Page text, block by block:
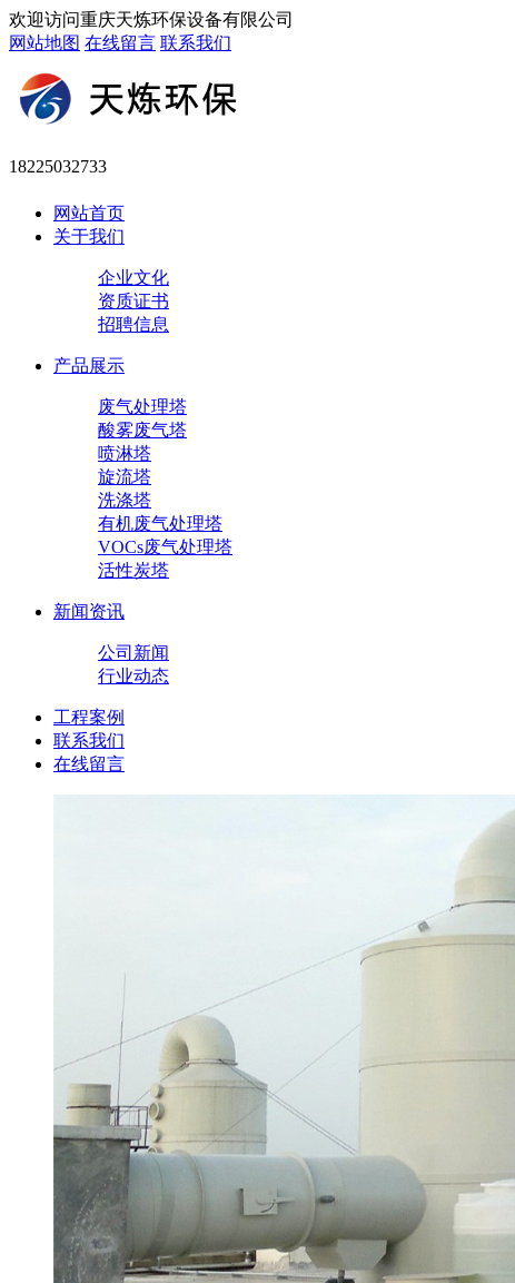
欢迎访问重庆天炼环保设备有限公司
网站地图 在线留言 联系我们
18225032733
网站首页
关于我们
企业文化
资质证书
招聘信息
产品展示
废气处理塔
酸雾废气塔
喷淋塔
旋流塔
洗涤塔
有机废气处理塔
VOCs废气处理塔
活性炭塔
新闻资讯
公司新闻
行业动态
工程案例
联系我们
在线留言